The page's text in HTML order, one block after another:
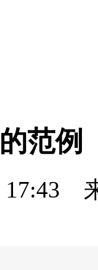
范例
17:43